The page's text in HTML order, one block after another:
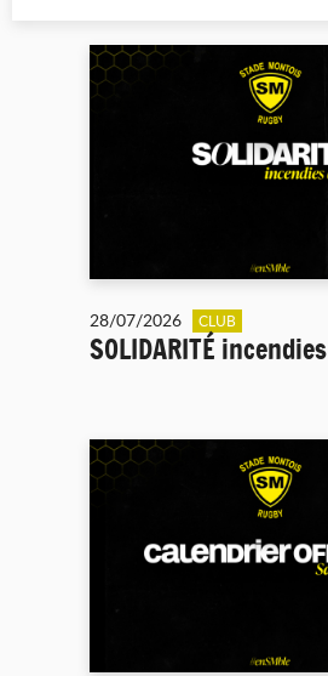
28/07/2026 CLUB
SOLIDARITÉ incendies